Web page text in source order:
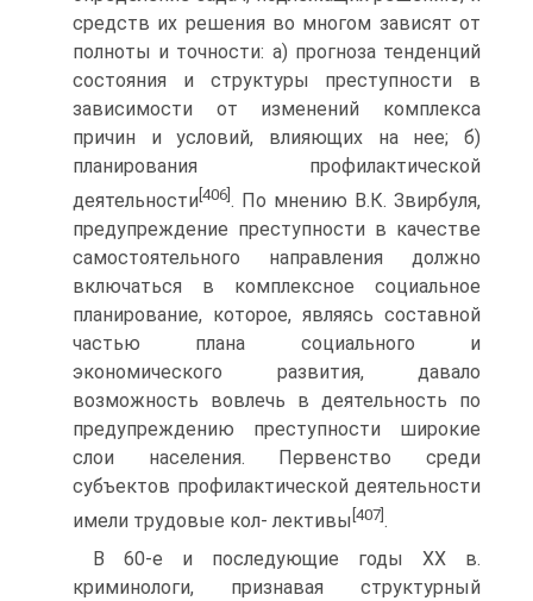
средств их решения во многом зависят от
полноты и точности: а) прогноза тенденций
состояния и структуры преступности в
зависимости от изменений комплекса
причин и условий, влияющих на нее; б)
планирования профилактической
деятельности [406]. По мнению В.К. Звирбуля,
предупреждение преступности в качестве
самостоятельного направления должно
включаться в комплексное социальное
планирование, которое, являясь составной
частью плана социального и
экономического развития, давало
возможность вовлечь в деятельность по
предупреждению преступности широкие
слои населения. Первенство среди
субъектов профилактической деятельности
имели трудовые кол- лективы [407] .
В 60-е и последующие годы XX в.
криминологи, признавая структурный